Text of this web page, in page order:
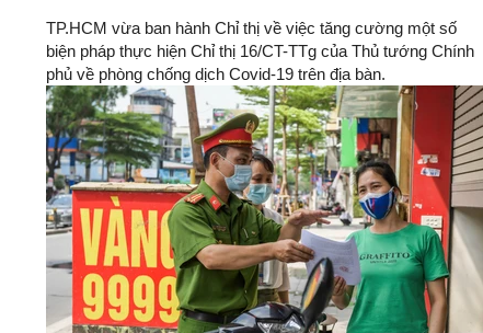
TP.HCM vừa ban hành Chỉ thị về việc tăng cường một số
biện pháp thực hiện Chỉ thị 16/CT-TTg của Thủ tướng Chính
phủ về phòng chống dịch Covid-19 trên địa bàn.